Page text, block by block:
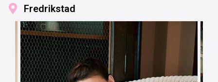
Fredrikstad